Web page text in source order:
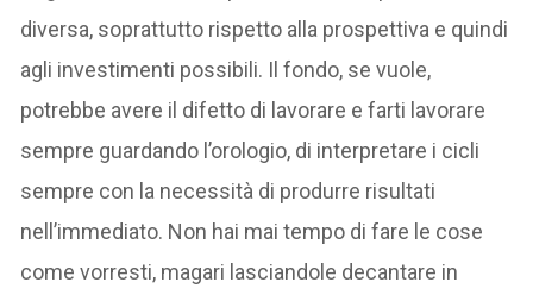
diversa, soprattutto rispetto alla prospettiva e quindi
agli investimenti possibili. Il fondo, se vuole,
potrebbe avere il difetto di lavorare e farti lavorare
sempre guardando l’orologio, di interpretare i cicli
sempre con la necessità di produrre risultati
nell’immediato. Non hai mai tempo di fare le cose
come vorresti, magari lasciandole decantare in